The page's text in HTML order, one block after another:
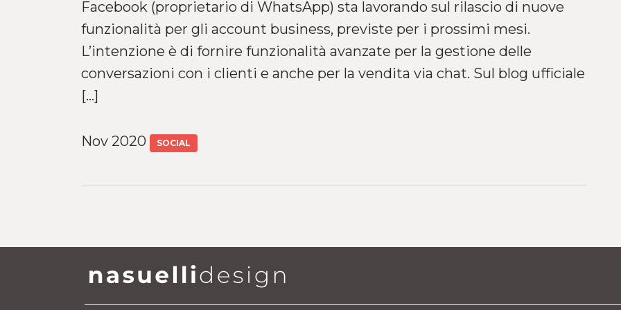
Facebook (proprietario di WhatsApp) sta lavorando sul rilascio di nuove
funzionalità per gli account business, previste per i prossimi mesi.
L’intenzione è di fornire funzionalità avanzate per la gestione delle
conversazioni con i clienti e anche per la vendita via chat. Sul blog ufficiale
[…]
Nov 2020 SOCIAL